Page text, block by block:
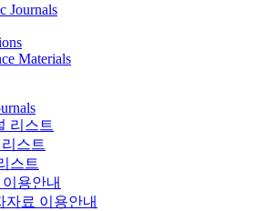
Journals
Materials
리스트
스트
스트
용안내
자료 이용안내